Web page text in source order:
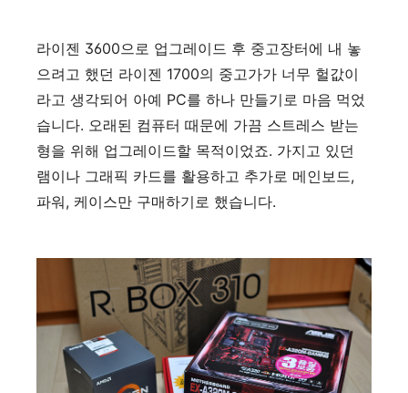
라이젠 3600으로 업그레이드 후 중고장터에 내 놓
으려고 했던 라이젠 1700의 중고가가 너무 헐값이
라고 생각되어 아예 PC를 하나 만들기로 마음 먹었
습니다. 오래된 컴퓨터 때문에 가끔 스트레스 받는
형을 위해 업그레이드할 목적이었죠. 가지고 있던
램이나 그래픽 카드를 활용하고 추가로 메인보드,
파워, 케이스만 구매하기로 했습니다.